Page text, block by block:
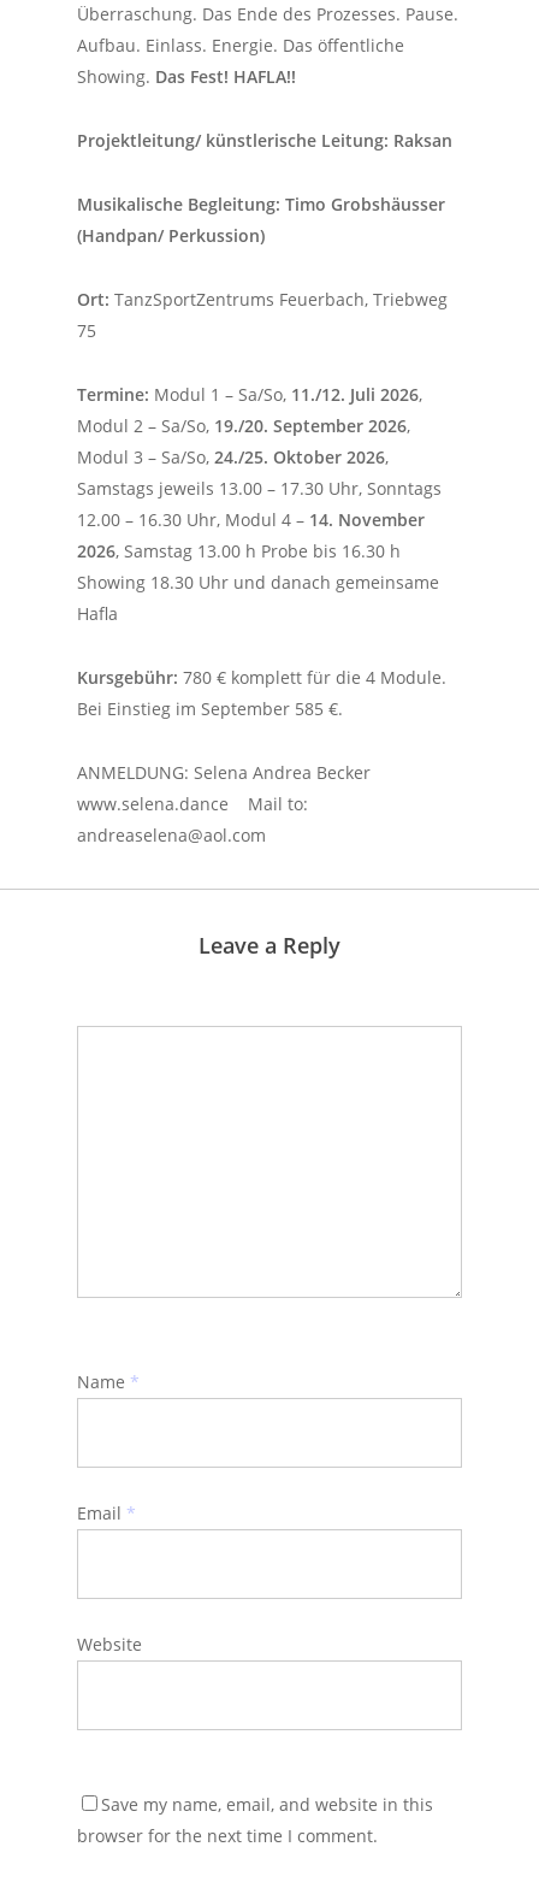
Überraschung. Das Ende des Prozesses. Pause.
Aufbau. Einlass. Energie. Das öffentliche
Showing. Das Fest! HAFLA!!
Projektleitung/ künstlerische Leitung: Raksan
Musikalische Begleitung: Timo Grobshäusser
(Handpan/ Perkussion)
Ort: TanzSportZentrums Feuerbach, Triebweg
75
Termine: Modul 1 – Sa/So, 11./12. Juli 2026,
Modul 2 – Sa/So, 19./20. September 2026,
Modul 3 – Sa/So, 24./25. Oktober 2026,
Samstags jeweils 13.00 – 17.30 Uhr, Sonntags
12.00 – 16.30 Uhr, Modul 4 – 14. November
2026, Samstag 13.00 h Probe bis 16.30 h
Showing 18.30 Uhr und danach gemeinsame
Hafla
Kursgebühr: 780 € komplett für die 4 Module.
Bei Einstieg im September 585 €.
ANMELDUNG: Selena Andrea Becker
www.selena.dance Mail to:
andreaselena@aol.com
Leave a Reply
Name *
Email *
Website
Save my name, email, and website in this
browser for the next time I comment.